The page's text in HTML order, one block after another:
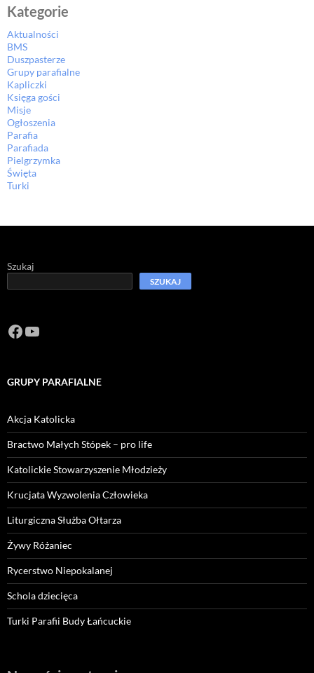
Kategorie
Aktualności
BMS
Duszpasterze
Grupy parafialne
Kapliczki
Księga gości
Misje
Ogłoszenia
Parafia
Parafiada
Pielgrzymka
Święta
Turki
Szukaj
SZUKAJ
Facebook
https://www.youtube.com/channel/
GRUPY PARAFIALNE
Akcja Katolicka
Bractwo Małych Stópek – pro life
Katolickie Stowarzyszenie Młodzieży
Krucjata Wyzwolenia Człowieka
Liturgiczna Służba Ołtarza
Żywy Różaniec
Rycerstwo Niepokalanej
Schola dziecięca
Turki Parafii Budy Łańcuckie